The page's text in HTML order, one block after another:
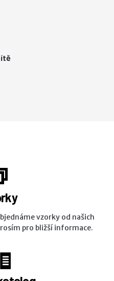
vzorky od našich
pro bližší informace.